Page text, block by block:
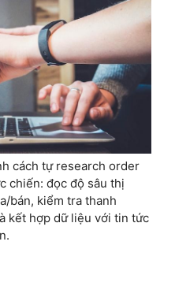
cách tự research order
chiến: đọc độ sâu thị
bán, kiểm tra thanh
kết hợp dữ liệu với tin tức